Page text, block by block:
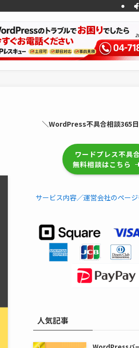
＼WordPress不具合相談365
ワードプレス不具合
無料相談はこちら
サービス内容／運営会社のペー
人気記事